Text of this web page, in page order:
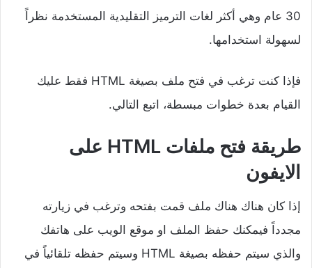
30 عام وهي أكثر لغات الترميز التقليدية المستخدمة نظراً
لسهولة استخدامها.
فإذا كنت ترغب في فتح ملف بصيغة HTML فقط عليك
القيام بعدة خطوات مبسطة، اتبع التالي.
طريقة فتح ملفات HTML على
الايفون
إذا كان هناك هناك ملف قمت بفتحه وترغب في زيارته
مجدداً فيمكنك حفظ الملف او موقع الويب على هاتفك
والذي سيتم حفظه بصيغة HTML وسيتم حفظه تلقائياً في